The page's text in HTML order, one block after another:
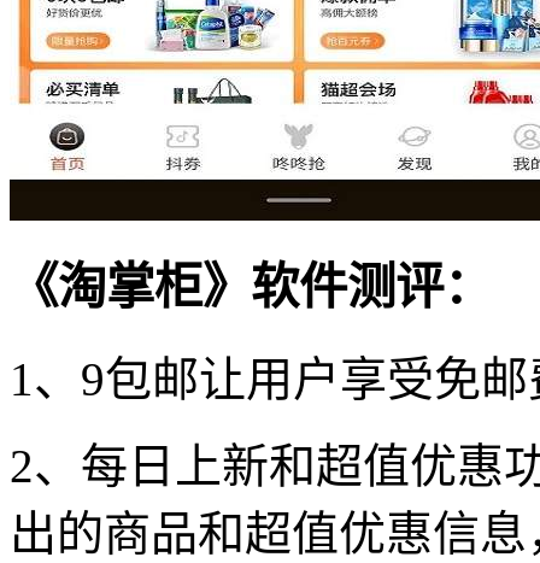
《淘掌柜》软件测评：
1、9包邮让用户享受免
2、每日上新和超值优惠
出的商品和超值优惠信